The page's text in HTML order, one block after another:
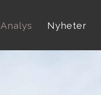
Analys Nyheter